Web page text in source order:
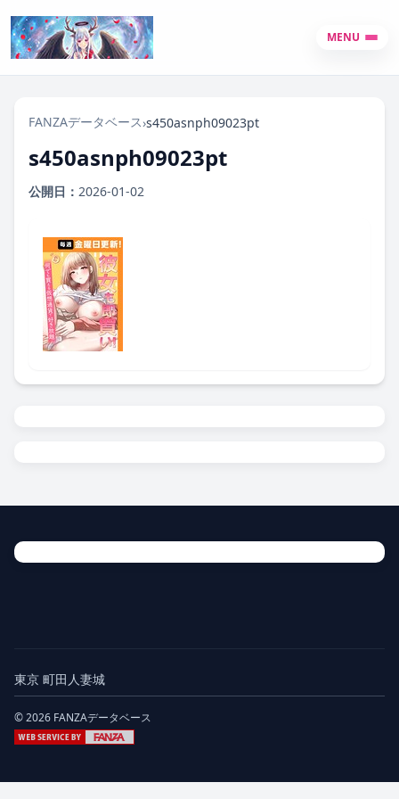
MENU
FANZAデータベース›s450asnph09023pt
s450asnph09023pt
公開日： 2026-01-02
東京 町田人妻城
© 2026 FANZAデータベース